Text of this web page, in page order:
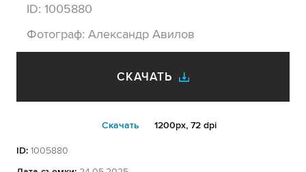
ID: 1005880
Фотограф: Александр Авилов
СКАЧАТЬ
Cкачать 1200px, 72 dpi
ID: 1005880